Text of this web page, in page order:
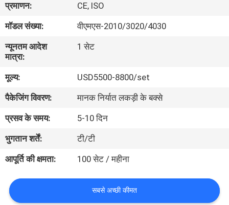
बारे
में
कारखाना
भ्रमण
गुणवत्ता
नियंत्रण
संपर्क
करें
प्रमाणन:
CE, ISO
मॉडल संख्या:
वीएमएस-2010/3020/4030
न्यूनतम आदेश
मात्रा:
1 सेट
मूल्य:
USD5500-8800/set
पैकेजिंग विवरण:
मानक निर्यात लकड़ी के बक्से
प्रसव के समय:
5-10 दिन
भुगतान शर्तें:
टी/टी
आपूर्ति की क्षमता:
100 सेट / महीना
सबसे अच्छी कीमत